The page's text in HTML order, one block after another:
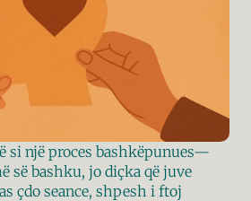
si një proces bashkëpunues—
së bashku, jo diçka që juve
çdo seance, shpesh i ftoj